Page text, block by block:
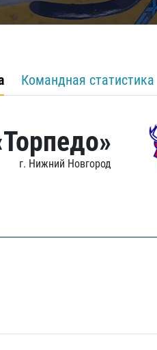
Командная статистика
г. Нижний Новгород